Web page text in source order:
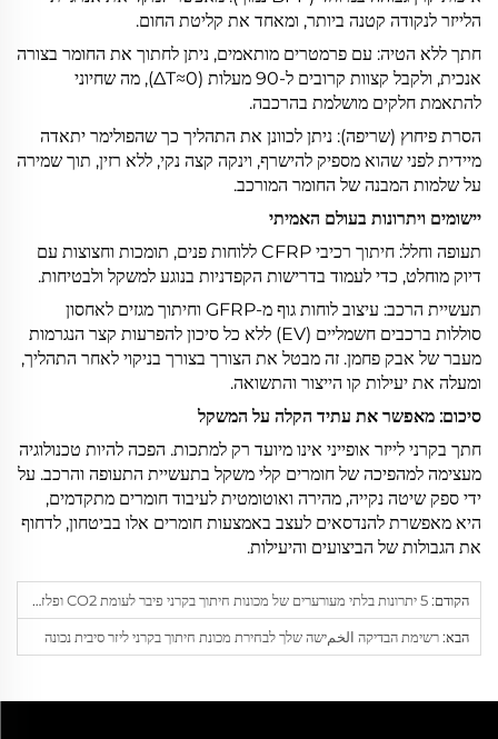
הלייזר לנקודה קטנה ביותר, ומאחד את קליטת החום.
חתך ללא הטיה: עם פרמטרים מותאמים, ניתן לחתוך את החומר בצורה
אנכית, ולקבל קצוות קרובים ל-90 מעלות (ΔT≈0), מה שחיוני
להתאמת חלקים מושלמת בהרכבה.
הסרת פיחוץ (שריפה): ניתן לכוונן את התהליך כך שהפולימר יתאדה
מיידית לפני שהוא מספיק להישרף, וינקה קצה נקי, ללא רזין, תוך שמירה
על שלמות המבנה של החומר המורכב.
יישומים ויתרונות בעולם האמיתי
תעופה וחלל: חיתוך רכיבי CFRP ללוחות פנים, תומכות וחצוצות עם
דיוק מוחלט, כדי לעמוד בדרישות הקפדניות בנוגע למשקל ולבטיחות.
תעשיית הרכב: עיצוב לוחות גוף מ-GFRP וחיתוך מגזים לאחסון
סוללות ברכבים חשמליים (EV) ללא כל סיכון להפרעות קצר הנגרמות
מעבר של אבק פחמן. זה מבטל את הצורך בצורך בניקוי לאחר התהליך,
ומעלה את יעילות קו הייצור והתשואה.
סיכום: מאפשר את עתיד הקלה על המשקל
חתך בקרני לייזר אופייני אינו מיועד רק למתכות. הפכה להיות טכנולוגיה
מעצימה למהפיכה של חומרים קלי משקל בתעשיית התעופה והרכב. על
ידי ספק שיטה נקייה, מהירה ואוטומטית לעיבוד חומרים מתקדמים,
היא מאפשרת להנדסאים לעצב באמצעות חומרים אלו בביטחון, לדחוף
את הגבולות של הביצועים והיעילות.
הקודם:
הבא:רשימת הבדיקה الخمישה שלך לבחירת מכונת חיתוך בקרני ליזר סיבית נכונה